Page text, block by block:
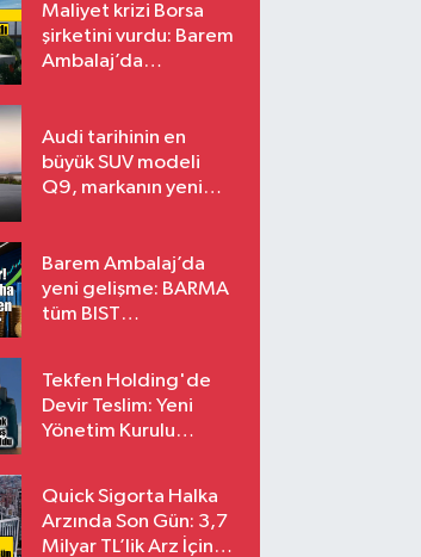
Maliyet krizi Borsa
şirketini vurdu: Barem
Ambalaj’da
Audi tarihinin en
büyük SUV modeli
Q9, markanın yeni
Barem Ambalaj’da
yeni gelişme: BARMA
tüm BIST
Tekfen Holding'de
Devir Teslim: Yeni
Yönetim Kurulu
Quick Sigorta Halka
Arzında Son Gün: 3,7
Milyar TL’lik Arz İçin